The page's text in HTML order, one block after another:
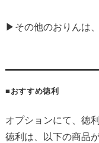
▶その他のおりんは、
■おすすめ徳利
オプションにて、徳
徳利は、以下の商品